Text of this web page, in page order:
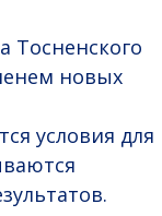
Тосненского
новых
условия для